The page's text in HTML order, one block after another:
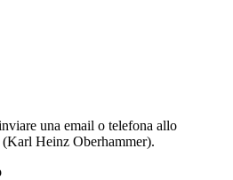
una email o telefona allo
Heinz Oberhammer).